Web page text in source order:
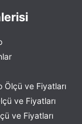
Ölçü ve Fiyatları
ve Fiyatları
ve Fiyatları